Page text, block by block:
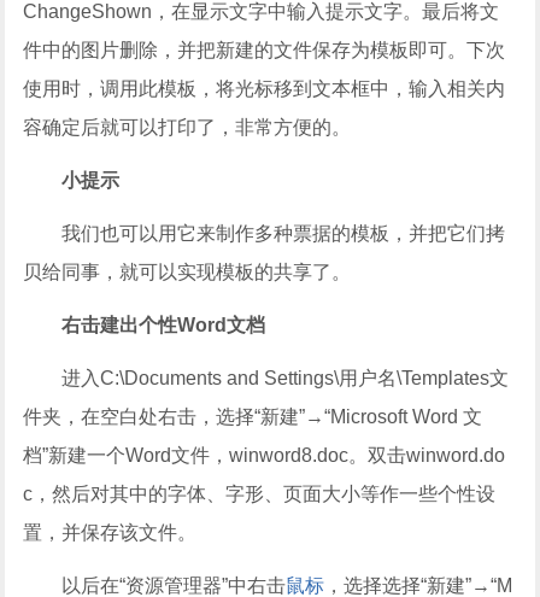
ChangeShown，在显示文字中输入提示文字。最后将文
件中的图片删除，并把新建的文件保存为模板即可。下次
使用时，调用此模板，将光标移到文本框中，输入相关内
容确定后就可以打印了，非常方便的。
小提示
我们也可以用它来制作多种票据的模板，并把它们拷
贝给同事，就可以实现模板的共享了。
右击建出个性Word文档
进入C:\Documents and Settings\用户名\Templates文
件夹，在空白处右击，选择“新建”→“Microsoft Word 文
档”新建一个Word文件，winword8.doc。双击winword.do
c，然后对其中的字体、字形、页面大小等作一些个性设
置，并保存该文件。
以后在“资源管理器”中右击鼠标 ，选择选择“新建”→“M